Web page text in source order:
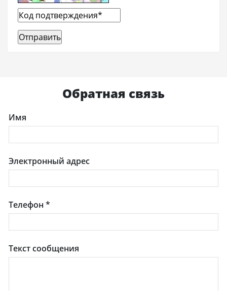
Обратная связь
Имя
Электронный адрес
Телефон*
Текст сообщения